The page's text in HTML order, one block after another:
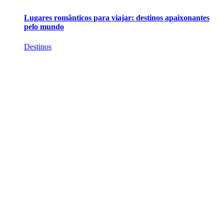
Lugares românticos para viajar: destinos apaixonantes
pelo mundo
Destinos